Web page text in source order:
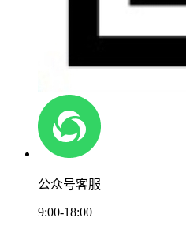
公众号客服
9:00-18:00